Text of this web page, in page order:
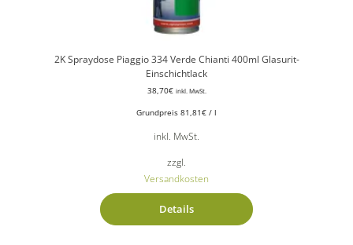
2K Spraydose Piaggio 334 Verde Chianti 400ml Glasurit-
Einschichtlack
38,70€ inkl. MwSt.
Grundpreis 81,81€ / l
inkl. MwSt.
zzgl.
Versandkosten
Details